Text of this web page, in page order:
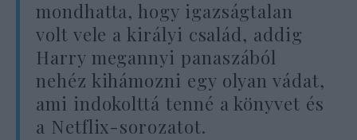
mondhatta, hogy igazságtalan
volt vele a királyi család, addig
Harry megannyi panaszából
nehéz kihámozni egy olyan vádat,
ami indokolttá tenné a könyvet és
a Netflix-sorozatot.